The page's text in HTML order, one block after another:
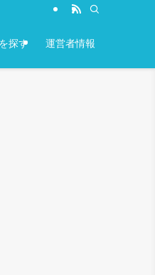
探す 運営者情報